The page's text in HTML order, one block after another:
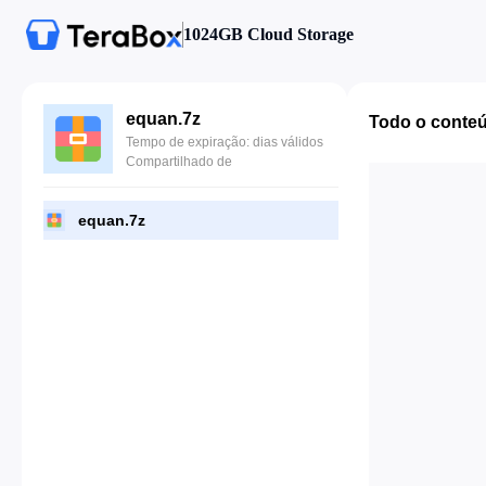
1024GB Cloud Storage
equan.7z
Tempo de expiração: dias válidos
Compartilhado de
equan.7z
Todo o